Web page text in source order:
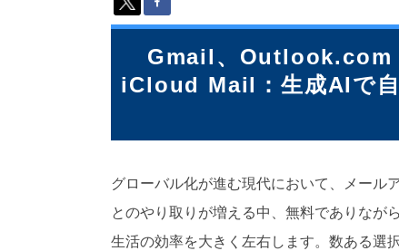
ビ
ス
（
1
言
・
Gmail、Outlook.com
iCloud Mail：生成AIで自
グローバル化が進む現代において、メール
とのやり取りが増える中、無料でありなが
生活の効率を大きく左右します。数ある選